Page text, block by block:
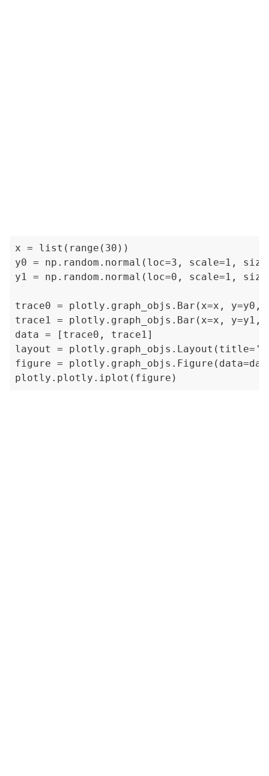
x = list(range(30))
y0 = np.random.normal(loc=3, scale=1,
y1 = np.random.normal(loc=0, scale=1,
trace0 = plotly.graph_objs.Bar(x=x, y=y0,
trace1 = plotly.graph_objs.Bar(x=x, y=y1,
data = [trace0, trace1]
layout =
figure =